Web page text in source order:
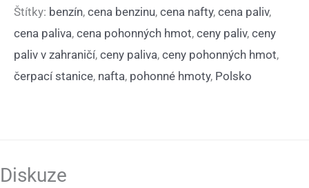
Štítky: benzín, cena benzinu, cena nafty, cena paliv,
cena paliva, cena pohonných hmot, ceny paliv, ceny
paliv v zahraničí, ceny paliva, ceny pohonných hmot,
čerpací stanice, nafta, pohonné hmoty, Polsko
Diskuze